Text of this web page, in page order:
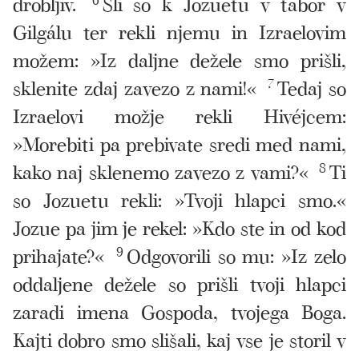
Gilgálu ter rekli njemu in Izraelovim
možem: »Iz daljne dežele smo prišli,
sklenite zdaj zavezo z nami!« 7Tedaj so
Izraelovi možje rekli Hivéjcem:
»Morebiti pa prebivate sredi med nami,
kako naj sklenemo zavezo z vami?« 8 Ti
so Jozuetu rekli: »Tvoji hlapci smo.«
Jozue pa jim je rekel: »Kdo ste in od kod
prihajate?«
9 Odgovorili so mu: »Iz zelo
oddaljene dežele so prišli tvoji hlapci
zaradi imena Gospoda, tvojega Boga.
Kajti dobro smo slišali, kaj vse je storil v